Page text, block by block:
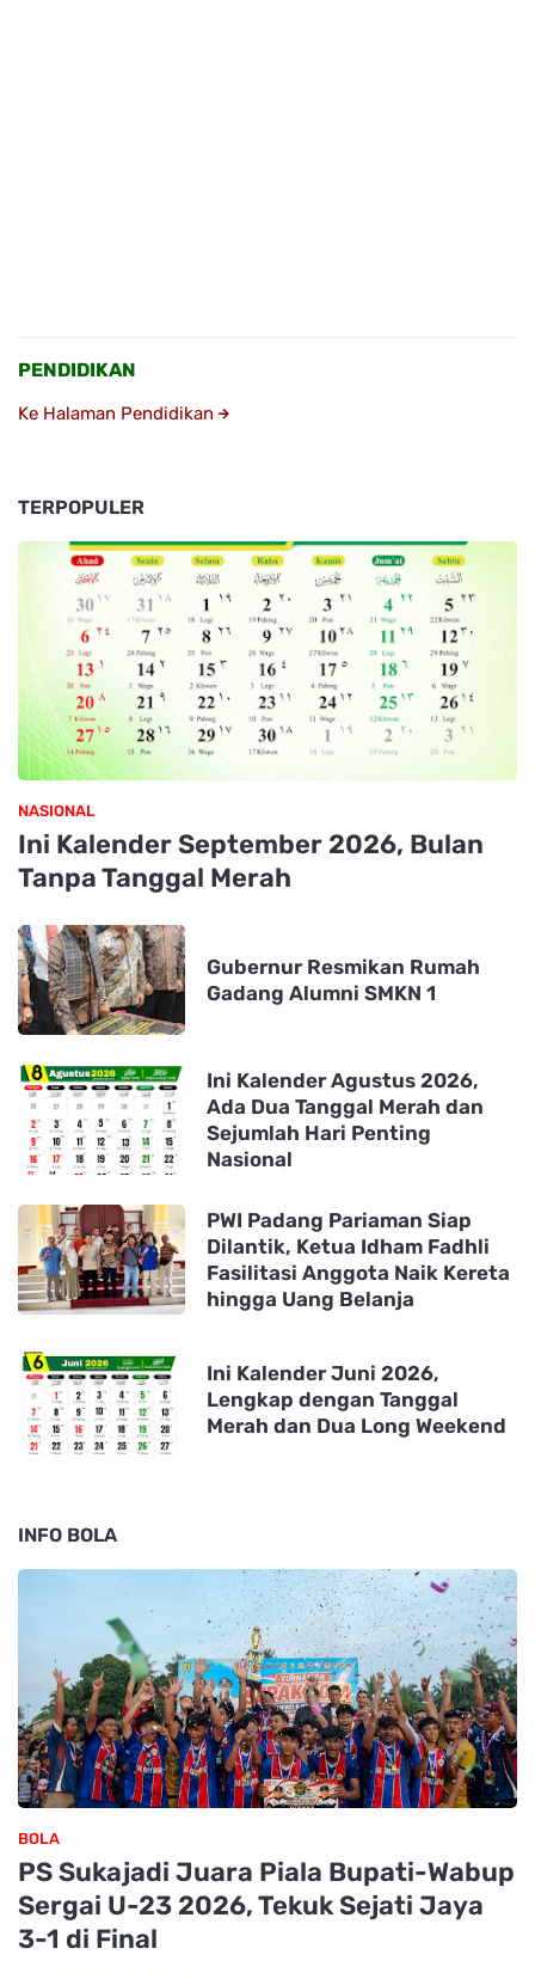
PENDIDIKAN
Ke Halaman Pendidikan
TERPOPULER
NASIONAL
Ini Kalender September 2026, Bulan
Tanpa Tanggal Merah
Gubernur Resmikan Rumah
Gadang Alumni SMKN 1
Ini Kalender Agustus 2026,
Ada Dua Tanggal Merah dan
Sejumlah Hari Penting
Nasional
PWI Padang Pariaman Siap
Dilantik, Ketua Idham Fadhli
Fasilitasi Anggota Naik Kereta
hingga Uang Belanja
Ini Kalender Juni 2026,
Lengkap dengan Tanggal
Merah dan Dua Long Weekend
INFO BOLA
BOLA
PS Sukajadi Juara Piala Bupati-Wabup
Sergai U-23 2026, Tekuk Sejati Jaya
3-1 di Final